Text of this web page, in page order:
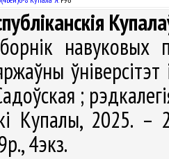
навуковых
;
Купалы, 2025. –
4экз.